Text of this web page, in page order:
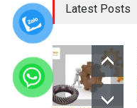
Latest Posts